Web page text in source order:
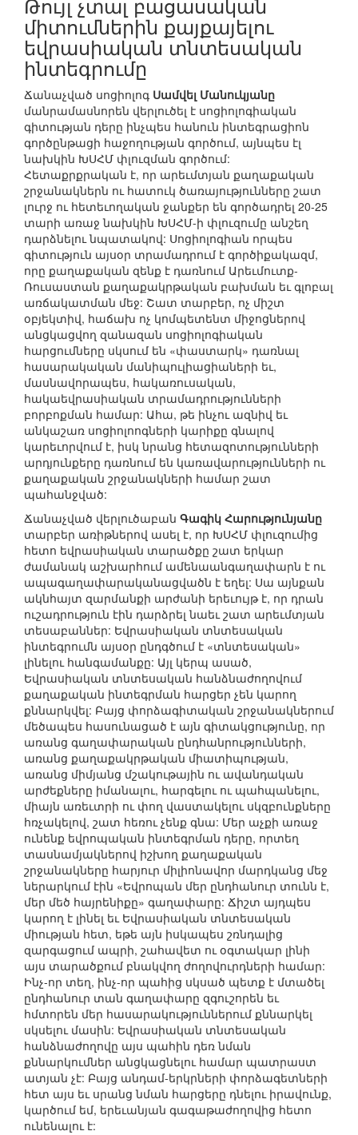
միտումներին քայքայելու
եվրասիական տնտեսական
ինտեգրումը
Ճանաչված սոցիոլոգ Սամվել Մանուկյանը
մանրամասնորեն վերլուծել է սոցիոլոգիական
գիտության դերը ինչպես հանուն ինտեգրացիոն
գործընթացի հաջողության գործում, այնպես էլ
նախկին ԽՍՀՄ փլուզման գործում:
Հետաքրքրական է, որ արեւմտյան քաղաքական
շրջանակներն ու հատուկ ծառայությունները շատ
լուրջ ու հետեւողական ջանքեր են գործադրել 20-25
տարի առաջ նախկին ԽՍՀՄ-ի փլուզումը անշեղ
դարձնելու նպատակով: Սոցիոլոգիան որպես
գիտություն այսօր տրամադրում է գործիքակազմ,
որը քաղաքական զենք է դառնում Արեւմուտք-
Ռուսաստան քաղաքակրթական բախման եւ գլոբալ
առճակատման մեջ: Շատ տարբեր, ոչ միշտ
օբյեկտիվ, հաճախ ոչ կոմպետենտ միջոցներով
անցկացվող զանազան սոցիոլոգիական
հարցումները սկսում են «փաստարկ» դառնալ
հասարակական մանիպուլիացիաների եւ,
մասնավորապես, հակառուսական,
հակաեվրասիական տրամադրությունների
բորբոքման համար: Ահա, թե ինչու ազնիվ եւ
անկաշառ սոցիոլոոգների կարիքը գնալով
կարեւորվում է, իսկ նրանց հետազոտությունների
արդյունքերը դառնում են կառավարությունների ու
քաղաքական շրջանակների համար շատ
պահանջված:
Ճանաչված վերլուծաբան Գագիկ Հարությունյանը
տարբեր առիթներով ասել է, որ ԽՍՀՄ փլուզումից
հետո եվրասիական տարածքը շատ երկար
ժամանակ աշխարհում ամենաանգաղափարն է ու
ապագաղափարականացվածն է եղել: Սա այնքան
ակնհայտ զարմանքի արժանի երեւույթ է, որ դրան
ուշադրություն էին դարձրել նաեւ շատ արեւմտյան
տեսաբաններ: Եվրասիական տնտեսական
ինտեգրումն այսօր ընդգծում է «տնտեսական»
լինելու հանգամանքը: Այլ կերպ ասած,
Եվրասիական տնտեսական հանձնաժողովում
քաղաքական ինտեգրման հարցեր չեն կարող
քննարկվել: Բայց փորձագիտական շրջանակներում
մեծապես հասունացած է այն գիտակցությունը, որ
առանց գաղափարական ընդհանրությունների,
առանց քաղաքակրթական միատիպության,
առանց միմյանց մշակութային ու ավանդական
արժեքները իմանալու, հարգելու ու պահպանելու,
միայն առեւտրի ու փող վաստակելու սկզբունքները
հռչակելով, շատ հեռու չենք գնա: Մեր աչքի առաջ
ունենք եվրոպական ինտեգրման դերը, որտեղ
տասնամյակներով իշխող քաղաքական
շրջանակները հարյուր միլիոնավոր մարդկանց մեջ
ներարկում էին «Եվրոպան մեր ընդհանուր տունն է,
մեր մեծ հայրենիքը» գաղափարը: Ճիշտ այդպես
կարող է լինել եւ Եվրասիական տնտեսական
միության հետ, եթե այն իսկապես շռնդալից
զարգացում ապրի, շահավետ ու օգտակար լինի
այս տարածքում բնակվող ժողովուրդների համար:
Ինչ-որ տեղ, ինչ-որ պահից սկսած պետք է մտածել
ընդհանուր տան գաղափարը զգուշորեն եւ
հմտորեն մեր հասարակություններում քննարկել
սկսելու մասին: Եվրասիական տնտեսական
հանձնաժողովը այս պահին դեռ նման
քննարկումներ անցկացնելու համար պատրաստ
ատյան չէ: Բայց անդամ-երկրների փորձագետների
հետ այս եւ սրանց նման հարցերը դնելու իրավունք,
կարծում եմ, երեւանյան գագաթաժողովից հետո
ունենալու է: